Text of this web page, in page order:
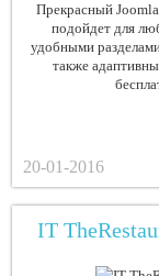
Прекрасный
подойдет для
удобными
также
20-01-2016
IT